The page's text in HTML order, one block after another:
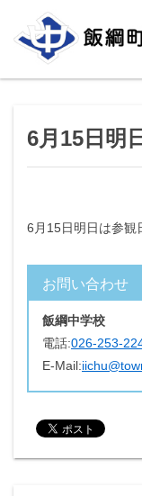
6月15日明
6月15日明日は参観
お問い合わせ
飯綱中学校
電話:026-253-
E-Mail: